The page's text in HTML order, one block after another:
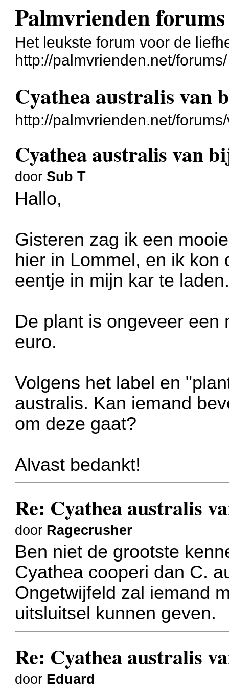
Palmvrienden forums
Het leukste forum voor de
http://palmvrienden.net/forums/
Cyathea australis van
http://palmvrienden.net/
Cyathea australis van
door Sub T
Hallo,
Gisteren zag ik een
hier in Lommel, en ik kon
eentje in mijn kar te
De plant is ongeveer een
euro.
Volgens het label en
australis. Kan iemand
om deze gaat?
Alvast bedankt!
Re: Cyathea australis
door Ragecrusher
Ben niet de grootste
Cyathea cooperi dan C.
Ongetwijfeld zal iemand
uitsluitsel kunnen geven.
Re: Cyathea australis
door Eduard